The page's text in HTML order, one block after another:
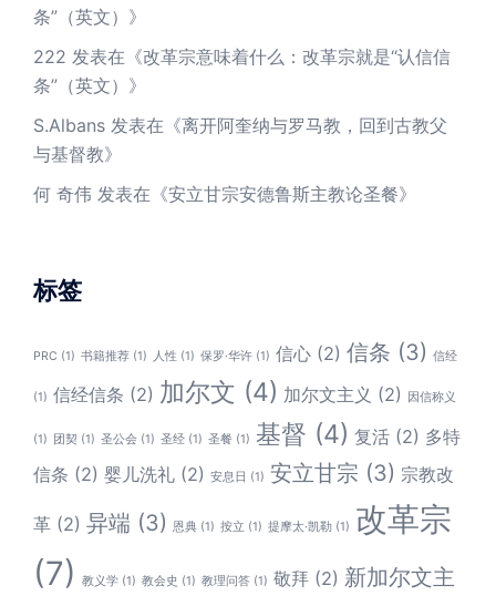
条”（英文） 》
222 发表在《改革宗意味着什么：改革宗就是“认信信
条”（英文） 》
S.Albans 发表在《离开阿奎纳与罗马教，回到古教父
与基督教》
何 奇伟 发表在《安立甘宗安德鲁斯主教论圣餐》
标签
PRC (1) 书籍推荐 (1) 人性 (1) 保罗·华许 (1) 信心 (2) 信条 (3) 信经
(1) 信经信条 (2) 加尔文 (4) 加尔文主义 (2) 因信称义
(1) 团契 (1) 圣公会 (1) 圣经 (1) 圣餐 (1) 基督 (4) 复活 (2) 多特
信条 (2) 婴儿洗礼 (2) 安息日 (1) 安立甘宗 (3) 宗教改
革 (2) 异端 (3) 恩典 (1) 按立 (1) 提摩太·凯勒 (1) 改革宗
(7)
教义学 (1) 教会史 (1) 教理问答 (1) 敬拜 (2) 新加尔文主